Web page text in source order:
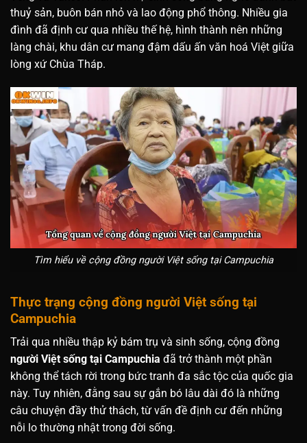
thuỷ sản, buôn bán nhỏ và lao động phổ thông. Nhiều gia
đình đã định cư qua nhiều thế hệ, hình thành nên những
làng chài, khu dân cư mang đậm dấu ấn văn hoá Việt giữa
lòng xứ Chùa Tháp.
Tìm hiểu về cộng đồng người Việt sống tại Campuchia
Thực trạng cộng đồng người Việt sống tại
Campuchia
Trải qua nhiều thập kỷ bám trụ và sinh sống, cộng đồng
người Việt sống tại Campuchia đã trở thành một phần
không thể tách rời trong bức tranh đa sắc tộc của quốc gia
này. Tuy nhiên, đằng sau sự gắn bó lâu dài đó là những
câu chuyện đầy thử thách, từ vấn đề định cư đến những
nỗi lo thường nhật trong đời sống.